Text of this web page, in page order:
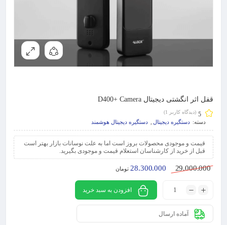
قفل اثر انگشتی دیجیتال D400+ Camera
5 (دیدگاه کاربر 1
)
دسته: دستگیره دیجیتال دستگیره دیجیتال هوشمند
قیمت و موجودی محصولات بروز است اما به علت نوسانات بازار بهتر است
قبل از خرید از کارشناسان استعلام قیمت و موجودی بگیرید.
29.000.000
28.300.000 تومان
افزودن به سبد خرید
آماده ارسال